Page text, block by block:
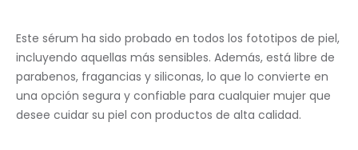
Este sérum ha sido probado en todos los fototipos de piel,
incluyendo aquellas más sensibles. Además, está libre de
parabenos, fragancias y siliconas, lo que lo convierte en
una opción segura y confiable para cualquier mujer que
desee cuidar su piel con productos de alta calidad.